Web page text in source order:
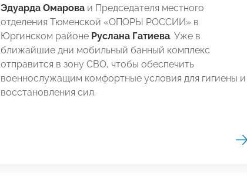
Эдуарда Омарова и Председателя местного
отделения Тюменской «ОПОРЫ РОССИИ» в
Юргинском районе​​​​​ Руслана Гатиева. Уже в
ближайшие дни мобильный банный комплекс
отправится в зону СВО, чтобы обеспечить
военнослужащим комфортные условия для гигиены и
восстановления сил.